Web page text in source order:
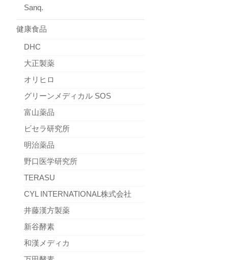
Sanq.
健康食品
DHC
大正製薬
オリヒロ
グリーンメディカル SOS
富山薬品
ビセラ研究所
明治薬品
野口医学研究所
TERASU
CYL INTERNATIONAL株式会社
井藤漢方製薬
新谷酵素
和漢メディカ